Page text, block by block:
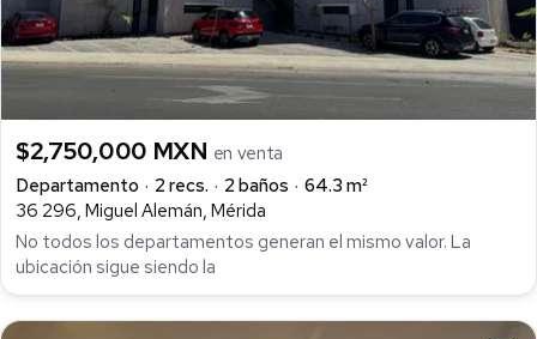
$2,750,000 MXN en venta
Departamento
2 recs. 2 baños
64.3 m²
36 296, Miguel Alemán, Mérida
No todos los departamentos generan el mismo valor. La
ubicación sigue siendo la